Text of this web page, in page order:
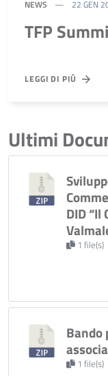
NEWS 22 GEN
TFP
LEGGI DI PIÙ
Ultimi
DID “Il
1 file(s)
Bando
1 file(s)